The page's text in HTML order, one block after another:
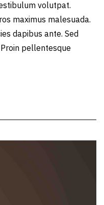
volutpat.
maximus malesuada.
dapibus ante. Sed
pellentesque